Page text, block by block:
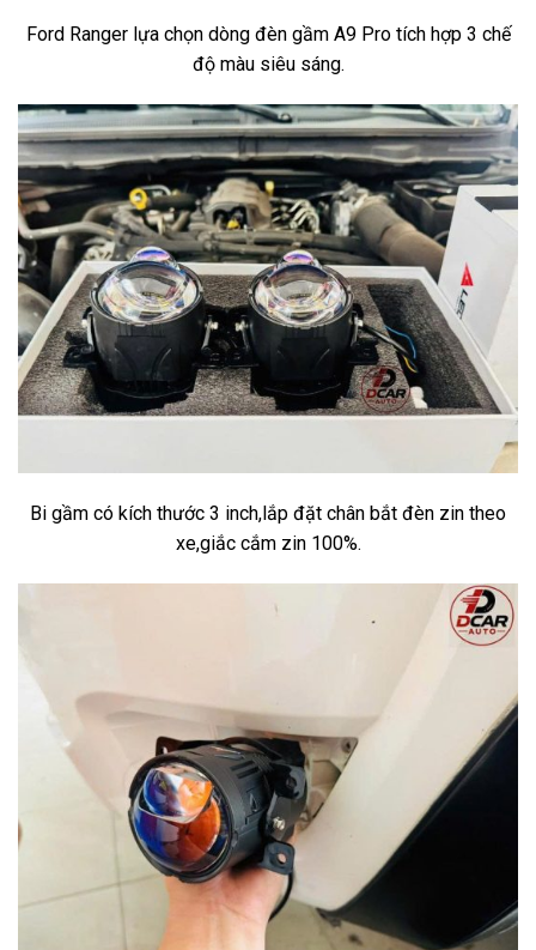
Ford Ranger lựa chọn dòng đèn gầm A9 Pro tích hợp 3 chế
độ màu siêu sáng.
Bi gầm có kích thước 3 inch,lắp đặt chân bắt đèn zin theo
xe,giắc cắm zin 100%.